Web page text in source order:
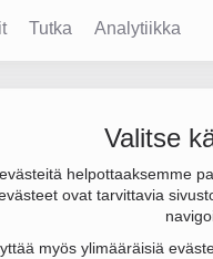
Tutka Analytiikka
Valitse
helpottaaksemme
ovat tarvittavia
myös ylimääräisiä
-1 000 €. Sen
Osakeyhtiö (OY).